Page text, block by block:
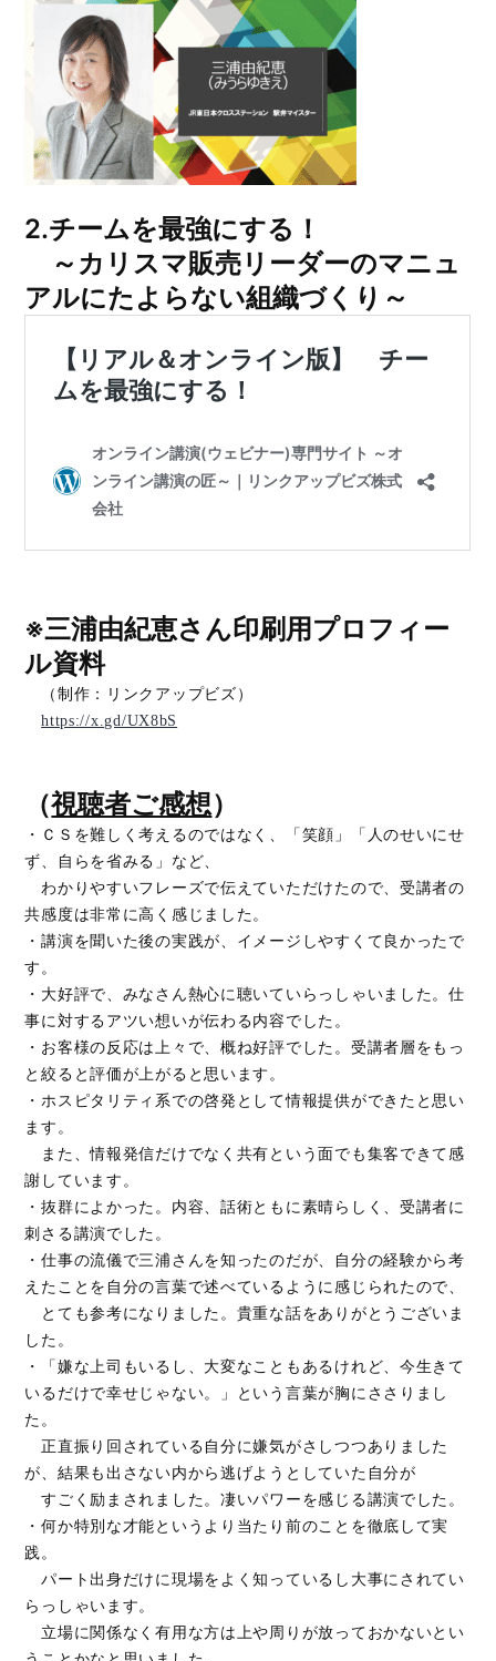
2.チームを最強にする！
～カリスマ販売リーダーのマニュ
アルにたよらない組織づくり～
※三浦由紀恵さん印刷用プロフィー
ル資料
（制作：リンクアップビズ）
https://x.gd/UX8bS
（視聴者ご感想）
・ＣＳを難しく考えるのではなく、「笑顔」「人のせいにせ
ず、自らを省みる」など、
わかりやすいフレーズで伝えていただけたので、受講者の
共感度は非常に高く感じました。
・講演を聞いた後の実践が、イメージしやすくて良かったで
す。
・大好評で、みなさん熱心に聴いていらっしゃいました。仕
事に対するアツい想いが伝わる内容でした。
・お客様の反応は上々で、概ね好評でした。受講者層をもっ
と絞ると評価が上がると思います。
・ホスピタリティ系での啓発として情報提供ができたと思い
ます。
また、情報発信だけでなく共有という面でも集客できて感
謝しています。
・抜群によかった。内容、話術ともに素晴らしく、受講者に
刺さる講演でした。
・仕事の流儀で三浦さんを知ったのだが、自分の経験から考
えたことを自分の言葉で述べているように感じられたので、
とても参考になりました。貴重な話をありがとうございま
した。
・「嫌な上司もいるし、大変なこともあるけれど、今生きて
いるだけで幸せじゃない。」という言葉が胸にささりまし
た。
正直振り回されている自分に嫌気がさしつつありました
が、結果も出さない内から逃げようとしていた自分が
すごく励まされました。凄いパワーを感じる講演でした。
・何か特別な才能というより当たり前のことを徹底して実
践。
パート出身だけに現場をよく知っているし大事にされてい
らっしゃいます。
立場に関係なく有用な方は上や周りが放っておかないとい